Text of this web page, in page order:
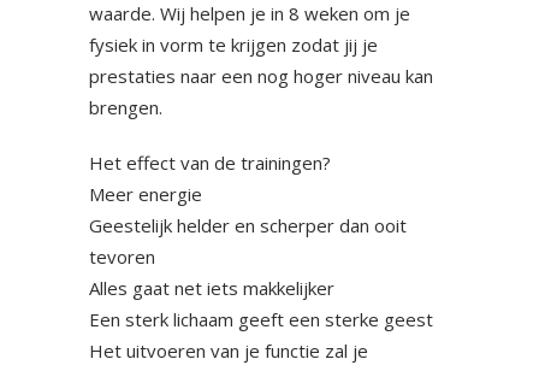
waarde. Wij helpen je in 8 weken om je
fysiek in vorm te krijgen zodat jij je
prestaties naar een nog hoger niveau kan
brengen.
Het effect van de trainingen?
Meer energie
Geestelijk helder en scherper dan ooit
tevoren
Alles gaat net iets makkelijker
Een sterk lichaam geeft een sterke geest
Het uitvoeren van je functie zal je